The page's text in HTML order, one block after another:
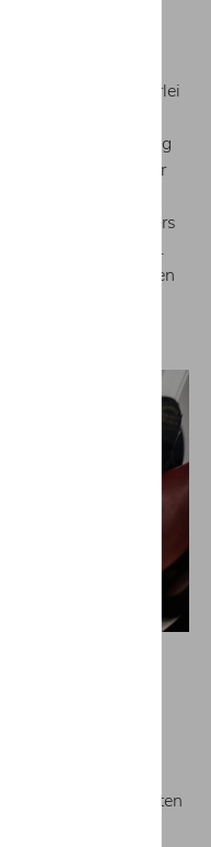
mogelijk om allerlei
en je
optimale toegang
Denk maar
en
hoeveel kilometers
serviceafspraak.
voordelen op een
van al jouw
Telkens
registreert,
de brandstofkosten
automatisch